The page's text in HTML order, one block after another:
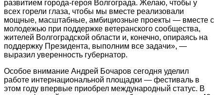
развитием города-героя Волгограда. Желаю, чтобы у
всех горели глаза, чтобы мы вместе реализовали
мощные, масштабные, амбициозные проекты — вместе с
молодежью при поддержке ветеранского сообщества,
жителей Волгоградской области и, конечно, опираясь на
поддержку Президента, выполним все задачи», —
выразил уверенность губернатор.
Особое внимание Андрей Бочаров сегодня уделил
работе интернациональной площадки — фестиваль в
этом году впервые приобрел международный статус. В